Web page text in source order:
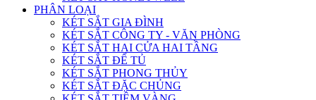
PHÂN LOẠI
KÉT SẮT GIA ĐÌNH
KÉT SẮT CÔNG TY - VĂN PHÒNG
KÉT SẮT HAI CỬA HAI TẦNG
KÉT SẮT ĐỂ TỦ
KÉT SẮT PHONG THỦY
KÉT SẮT ĐẶC CHỦNG